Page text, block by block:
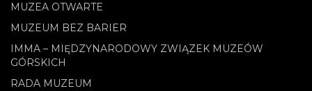
MUZEA OTWARTE
MUZEUM BEZ BARIER
IMMA – MIĘDZYNARODOWY ZWIĄZEK MUZEÓW
GÓRSKICH
RADA MUZEUM